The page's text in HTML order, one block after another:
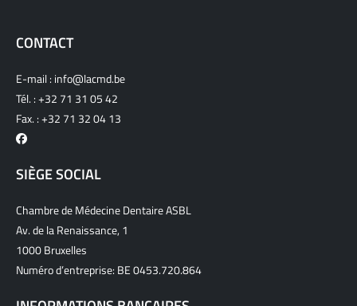
CONTACT
E-mail : info@lacmd.be
Tél. :+32 71 31 05 42
Fax. : +32 71 32 04 13
SIÈGE SOCIAL
Chambre de Médecine Dentaire ASBL
Av. de la Renaissance, 1
1000 Bruxelles
Numéro d’entreprise: BE 0453.720.864